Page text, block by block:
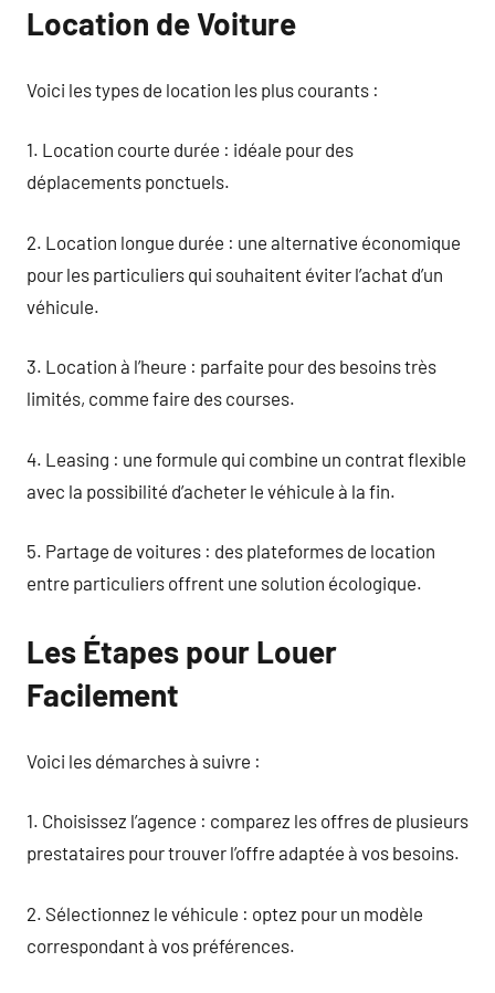
Location de Voiture
Voici les types de location les plus courants :
1. Location courte durée : idéale pour des
déplacements ponctuels.
2. Location longue durée : une alternative économique
pour les particuliers qui souhaitent éviter l’achat d’un
véhicule.
3. Location à l’heure : parfaite pour des besoins très
limités, comme faire des courses.
4. Leasing : une formule qui combine un contrat flexible
avec la possibilité d’acheter le véhicule à la fin.
5. Partage de voitures : des plateformes de location
entre particuliers offrent une solution écologique.
Les Étapes pour Louer
Facilement
Voici les démarches à suivre :
1. Choisissez l’agence : comparez les offres de plusieurs
prestataires pour trouver l’offre adaptée à vos besoins.
2. Sélectionnez le véhicule : optez pour un modèle
correspondant à vos préférences.